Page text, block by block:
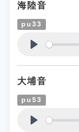
海陸音
pu33
大埔音
pu53